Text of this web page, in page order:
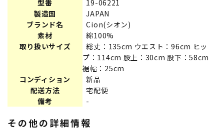
型番
19-06221
製造国
JAPAN
ブランド名
Cion(シオン)
素材
綿100%
取り扱いサイズ
総丈：135cm ウエスト：96cm ヒッ
プ：114cm 股上：30cm 股下：58cm
裾幅：25cm
コンディション
新品
配送方法
宅配便
備考
-
その他の詳細情報